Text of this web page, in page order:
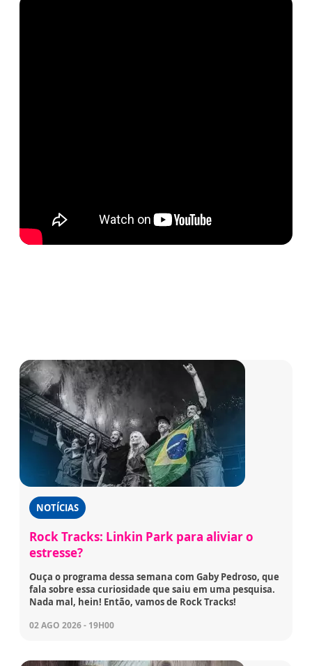
NOTÍCIAS
Rock Tracks: Linkin Park para aliviar o
estresse?
Ouça o programa dessa semana com Gaby Pedroso, que
fala sobre essa curiosidade que saiu em uma pesquisa.
Nada mal, hein! Então, vamos de Rock Tracks!
02 AGO 2026 - 19H00